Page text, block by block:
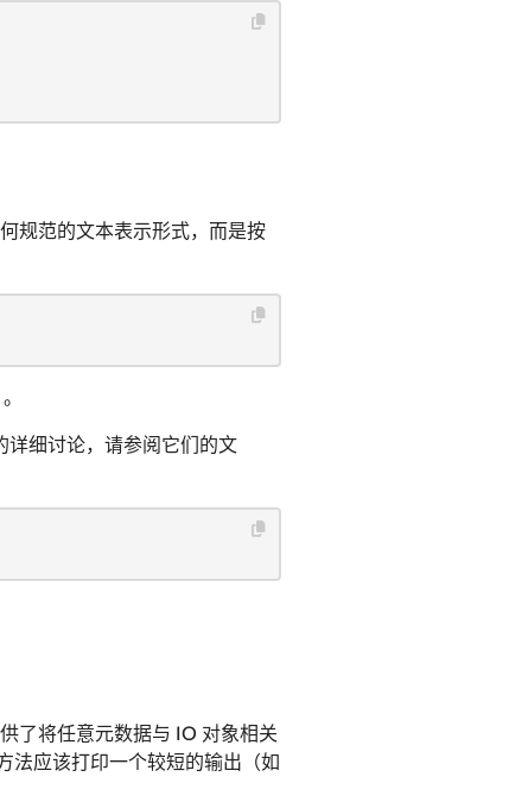
规范的文本表示形式，而是按
详细讨论，请参阅它们的文
了将任意元数据与 IO 对象相关
法应该打印一个较短的输出（如